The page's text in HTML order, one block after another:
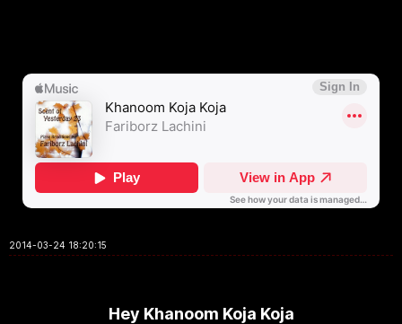
2014-03-24 18:20:15
Hey Khanoom Koja Koja